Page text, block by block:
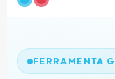
FERRAMENTA